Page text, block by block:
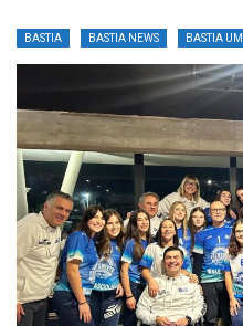
BASTIA BASTIA NEWS BASTIA